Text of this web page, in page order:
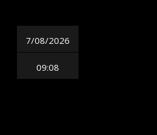
7/08/2026
09:08